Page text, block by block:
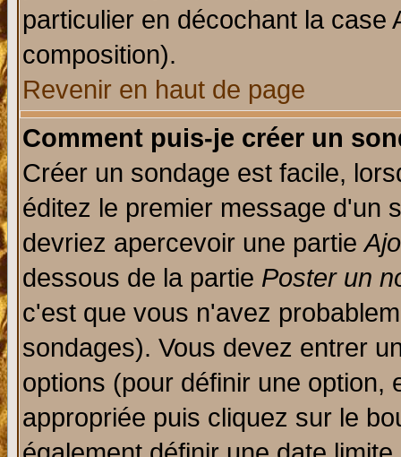
particulier en décochant la
composition).
Revenir en haut de page
Comment puis-je créer un
Créer un sondage est facile,
éditez le premier message d'un
devriez apercevoir une partie
dessous de la partie Poster un
c'est que vous n'avez
sondages). Vous devez entrer
options (pour définir une option,
appropriée puis cliquez sur le